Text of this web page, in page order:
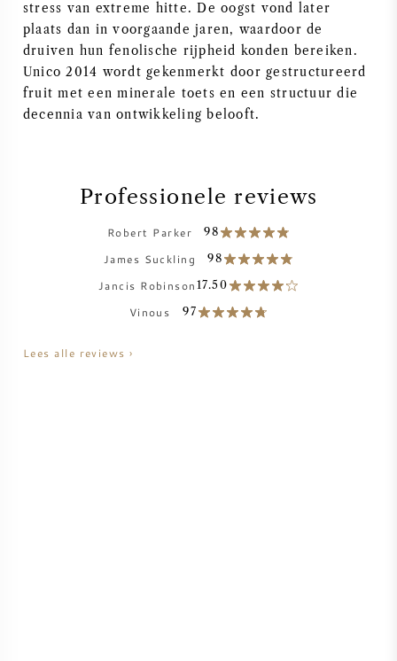
FRANSE WIJN
SPAANSE WIJN
AMERIKAANSE WIJN
stress van extreme hitte. De oogst vond later
plaats dan in voorgaande jaren, waardoor de
druiven hun fenolische rijpheid konden bereiken.
Unico 2014 wordt gekenmerkt door gestructureerd
fruit met een minerale toets en een structuur die
decennia van ontwikkeling belooft.
Professionele reviews
Robert Parker 98
James Suckling 98
Jancis Robinson 17.50
Vinous 97
Lees alle reviews ›